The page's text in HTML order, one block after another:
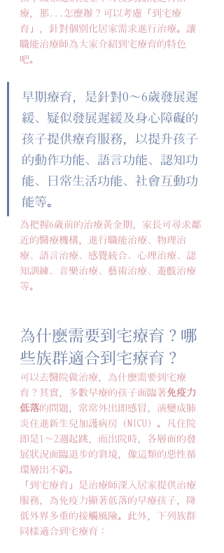
療，那...怎麼辦？可以考慮「到宅療
育」，針對個別化居家需求進行治療。讓
職能治療師為大家介紹到宅療育的特色
吧。
早期療育，是針對0～6歲發展遲
緩、疑似發展遲緩及身心障礙的
孩子提供療育服務，以提升孩子
的動作功能、語言功能、認知功
能、日常生活功能、社會互動功
能等。
為把握6歲前的治療黃金期，家長可尋求鄰
近的醫療機構，進行職能治療、物理治
療、語言治療、感覺統合、心理治療、認
知訓練、音樂治療、藝術治療、遊戲治療
等。
為什麼需要到宅療育？哪
些族群適合到宅療育？
可以去醫院做治療，為什麼需要到宅療
育？其實，多數早療的孩子面臨著免疫力
低落的問題，常常外出即感冒，演變成肺
炎住進新生兒加護病房（NICU）。凡住院
即是1～2週起跳，而出院時，各層面的發
展狀況面臨退步的窘境，像這類的惡性循
環層出不窮。
「到宅療育」是治療師深入居家提供治療
服務，為免疫力顯著低落的早療孩子，降
低外界多重的接觸風險。此外，下列族群
同樣適合到宅療育：